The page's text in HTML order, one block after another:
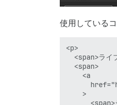
使用している
<p>
<span>ライ
  <span>
    <a
    >
<span>